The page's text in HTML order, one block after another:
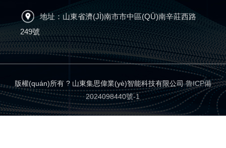
地址：山東省濟(JÌ)南市市中區(QŪ)南辛莊西路
249號
版權(quán)所有 ? 山東集思偉業(yè)智能科技有限公司 魯ICP備
2024098440號-1